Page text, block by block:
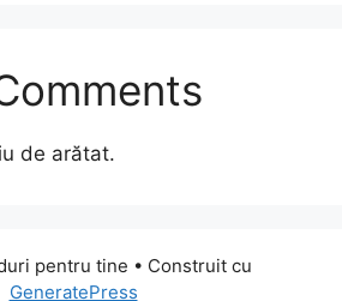
de arătat.
pentru tine • Construit cu
GeneratePress